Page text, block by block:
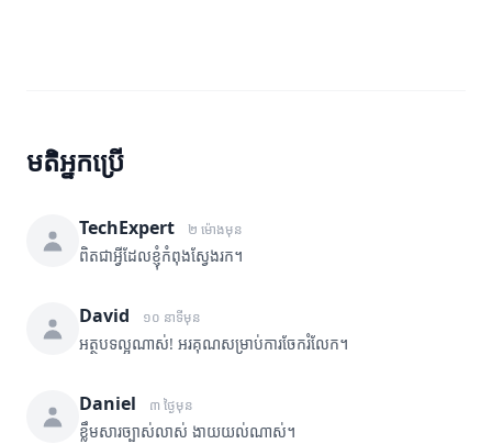
មតិអ្នកប្រើ
TechExpert ២ ម៉ោងមុន
ពិតជាអ្វីដែលខ្ញុំកំពុងស្វែងរក។
David ១០ នាទីមុន
អត្ថបទល្អណាស់! អរគុណសម្រាប់ការចែករំលែក។
Daniel ៣ ថ្ងៃមុន
ខ្លឹមសារច្បាស់លាស់ ងាយយល់ណាស់។